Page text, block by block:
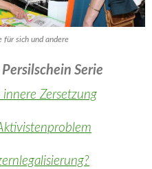
für sich und andere
Serie
Zersetzung